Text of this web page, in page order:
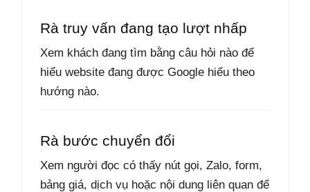
Rà truy vấn đang tạo lượt nhấp
Xem khách đang tìm bằng câu hỏi nào để
hiểu website đang được Google hiểu theo
hướng nào.
Rà bước chuyển đổi
Xem người đọc có thấy nút gọi, Zalo, form,
bảng giá, dịch vụ hoặc nội dung liên quan để